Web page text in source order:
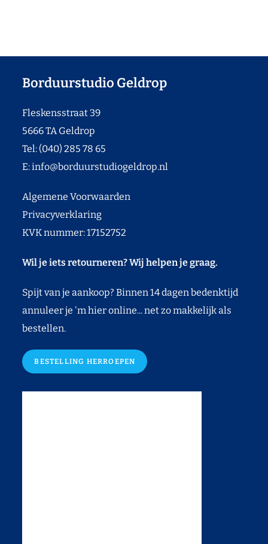
Borduurstudio Geldrop
Fleskensstraat 39
5666 TA Geldrop
Tel: (040) 285 78 65
E:info@borduurstudiogeldrop.nl
Algemene Voorwaarden
Privacyverklaring
KVK nummer: 17152752
Wil je iets retourneren? Wij helpen je graag.
Spijt van je aankoop? Binnen 14 dagen bedenktijd
annuleer je 'm hier online... net zo makkelijk als
bestellen.
BESTELLING HERROEPEN